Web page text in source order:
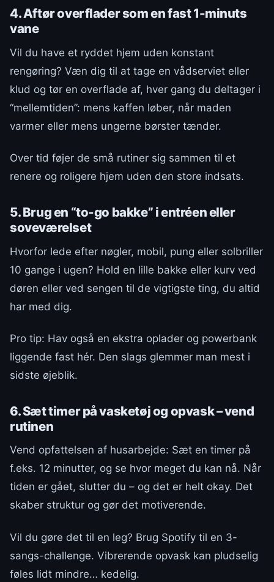
4. Aftør overflader som en fast 1-minuts
vane
Vil du have et ryddet hjem uden konstant
rengøring? Væn dig til at tage en vådserviet eller
klud og tør en overflade af, hver gang du deltager i
“mellemtiden”: mens kaffen løber, når maden
varmer eller mens ungerne børster tænder.
Over tid føjer de små rutiner sig sammen til et
renere og roligere hjem uden den store indsats.
5. Brug en “to-go bakke” i entréen eller
soveværelset
Hvorfor lede efter nøgler, mobil, pung eller solbriller
10 gange i ugen? Hold en lille bakke eller kurv ved
døren eller ved sengen til de vigtigste ting, du altid
har med dig.
Pro tip: Hav også en ekstra oplader og powerbank
liggende fast hér. Den slags glemmer man mest i
sidste øjeblik.
6. Sæt timer på vasketøj og opvask – vend
rutinen
Vend opfattelsen af husarbejde: Sæt en timer på
f.eks. 12 minutter, og se hvor meget du kan nå. Når
tiden er gået, slutter du – og det er helt okay. Det
skaber struktur og gør det motiverende.
Vil du gøre det til en leg? Brug Spotify til en 3-
sangs-challenge. Vibrerende opvask kan pludselig
føles lidt mindre… kedelig.